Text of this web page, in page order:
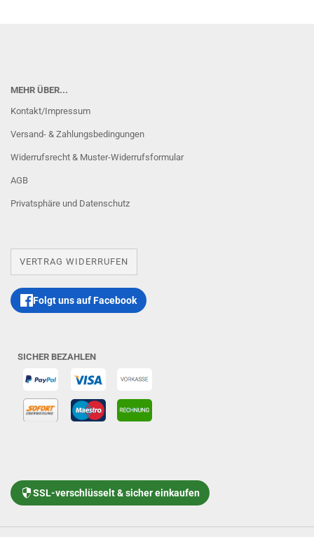
MEHR ÜBER...
Kontakt/Impressum
Versand- & Zahlungsbedingungen
Widerrufsrecht & Muster-Widerrufsformular
AGB
Privatsphäre und Datenschutz
VERTRAG WIDERRUFEN
Folgt uns auf Facebook
SICHER BEZAHLEN
SSL-verschlüsselt & sicher einkaufen